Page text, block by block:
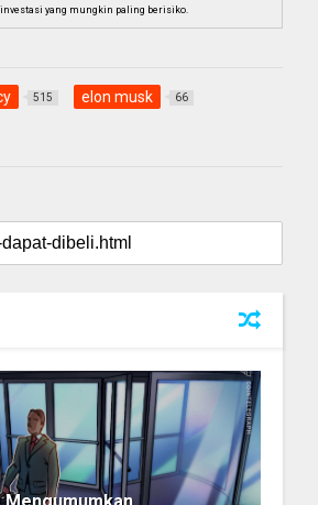
yang mungkin paling berisiko.
515 elon musk 66
Mengumumkan